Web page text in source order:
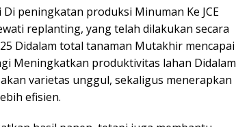
peningkatan produksi Minuman Ke JCE
replanting, yang telah dilakukan secara
Didalam total tanaman Mutakhir mencapai
Meningkatkan produktivitas lahan Didalam
varietas unggul, sekaligus menerapkan
efisien.